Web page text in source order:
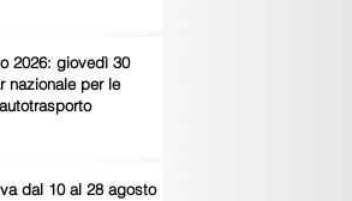
2026: giovedì 30
nazionale per le
dal 10 al 28 agosto